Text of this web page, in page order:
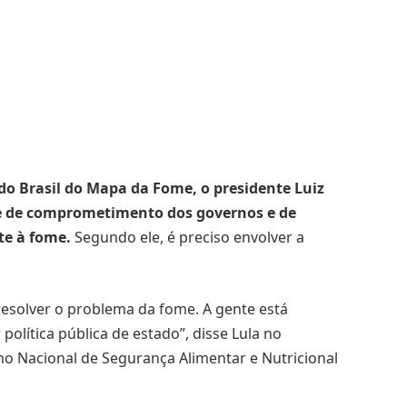
Brasil do Mapa da Fome, o presidente Luiz
comprometimento dos governos e de
à fome. Segundo ele, é preciso envolver a
o problema da fome. A gente está
pública de estado”, disse Lula no
Nacional de Segurança Alimentar e Nutricional